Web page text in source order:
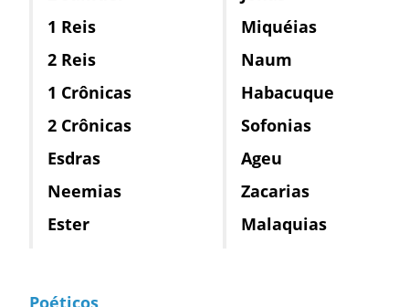
1 Reis
2 Reis
1 Crônicas
2 Crônicas
Esdras
Neemias
Ester
Poéticos
Miquéias
Naum
Habacuque
Sofonias
Ageu
Zacarias
Malaquias